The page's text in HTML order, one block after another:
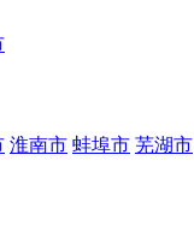
淮南市 蚌埠市 芜湖市